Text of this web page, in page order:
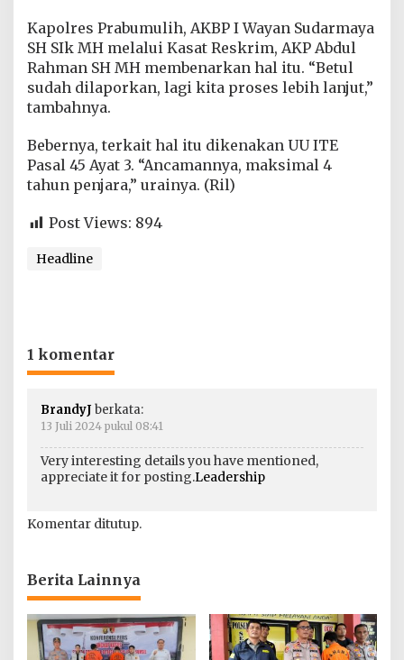
Kapolres Prabumulih, AKBP I Wayan Sudarmaya
SH SIk MH melalui Kasat Reskrim, AKP Abdul
Rahman SH MH membenarkan hal itu. “Betul
sudah dilaporkan, lagi kita proses lebih lanjut,”
tambahnya.
Bebernya, terkait hal itu dikenakan UU ITE
Pasal 45 Ayat 3. “Ancamannya, maksimal 4
tahun penjara,” urainya. (Ril)
Post Views: 894
Headline
1 komentar
BrandyJberkata:
13 Juli 2024 pukul 08:41
Very interesting details you have mentioned,
appreciate it for posting.Leadership
Komentar ditutup.
Berita Lainnya